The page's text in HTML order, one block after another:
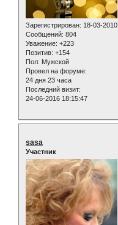
Зарегистрирован: 18-03-2010
Сообщений: 804
Уважение: +223
Позитив: +154
Пол: Мужской
Провел на форуме:
24 дня 23 часа
Последний визит:
24-06-2016 18:15:47
sasa
Участник